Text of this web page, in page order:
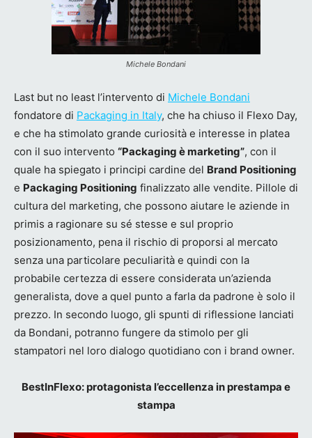
Michele Bondani
Last but no least l’intervento di Michele Bondani
fondatore di Packaging in Italy, che ha chiuso il Flexo Day,
e che ha stimolato grande curiosità e interesse in platea
con il suo intervento “Packaging è marketing”, con il
quale ha spiegato i principi cardine del Brand Positioning
e Packaging Positioning finalizzato alle vendite. Pillole di
cultura del marketing, che possono aiutare le aziende in
primis a ragionare su sé stesse e sul proprio
posizionamento, pena il rischio di proporsi al mercato
senza una particolare peculiarità e quindi con la
probabile certezza di essere considerata un’azienda
generalista, dove a quel punto a farla da padrone è solo il
prezzo. In secondo luogo, gli spunti di riflessione lanciati
da Bondani, potranno fungere da stimolo per gli
stampatori nel loro dialogo quotidiano con i brand owner.
BestInFlexo: protagonista l’eccellenza in prestampa e
stampa